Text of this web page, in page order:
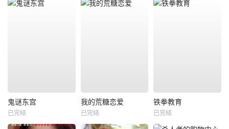
鬼谜东宫
已完结
我的荒糖恋爱
已完结
铁拳教育
已完结